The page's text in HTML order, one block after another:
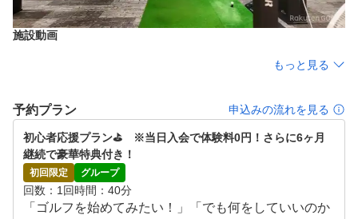
スイングの癖や軌道が分かり易く再現でき、早期の上達を
目指すことができます。我流のスイングを修正し基本を一
⑥レッスンのついでにお買い物！続けて通いやすくてとて
も便利！
当スクールは他のゴルフスクールと違って「イオンショッ
ピングセンター」内にあるため、年中無休で夜遅くまで営
業。お買い物やお食事のついでにレッスンに通えるため、
便利で続けやすいと大変ご好評を頂いております。
施設動画
もっと見る
予約プラン 申込みの流れを見る
初心者応援プラン⛳️　※当日入会で体験料0円！さらに6ヶ月
継続で豪華特典付き！
初回限定 グループ
回数 1回時間 40分
「ゴルフを始めてみたい！」「でも何をしていいのか